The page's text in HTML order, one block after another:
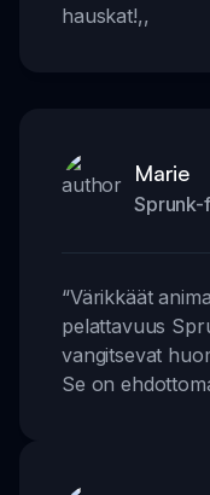
hauskat!,,
Marie
Sprunk-
“Värikkäät
pelattavuus
vangitsevat
Se on